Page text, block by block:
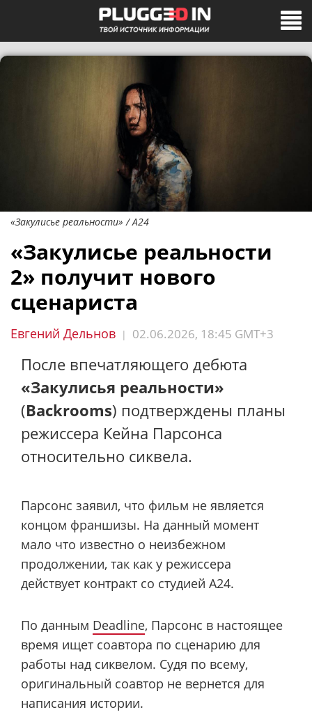
«Закулисье реальности» / A24
«Закулисье реальности
2» получит нового
сценариста
Евгений Дельнов | 02.06.2026, 18:45 GMT+3
После впечатляющего дебюта
«Закулисья реальности»
(Backrooms) подтверждены планы
режиссера Кейна Парсонса
относительно сиквела.
Парсонс заявил, что фильм не является
концом франшизы. На данный момент
мало что известно о неизбежном
продолжении, так как у режиссера
действует контракт со студией A24.
По данным Deadline, Парсонс в настоящее
время ищет соавтора по сценарию для
работы над сиквелом. Судя по всему,
оригинальный соавтор не вернется для
написания истории.